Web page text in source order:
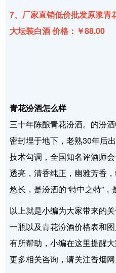
7、厂家直销低价批发原浆青
大坛装白酒 价格：￥88.00
青花汾酒怎么样
三十年陈酿青花汾酒。的汾
密封埋于地下，老熟30年后
技术勾调，全国知名评酒师
透亮，清香纯正，幽雅芳香
悠长，是汾酒的“特中之特”，
以上就是小编为大家带来的
一瓶以及青花汾酒价格表和
有所帮助，小编在这里提醒
更多相关咨询，请关注香烟网